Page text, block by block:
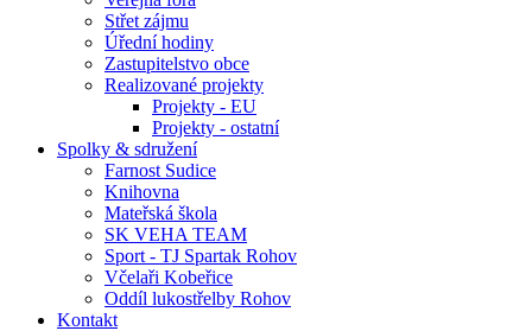
Střet zájmu
Úřední hodiny
Zastupitelstvo obce
Realizované projekty
Projekty - EU
Projekty - ostatní
Spolky & sdružení
Farnost Sudice
Knihovna
Mateřská škola
SK VEHA TEAM
Sport - TJ Spartak Rohov
Včelaři Kobeřice
Oddíl lukostřelby Rohov
Kontakt